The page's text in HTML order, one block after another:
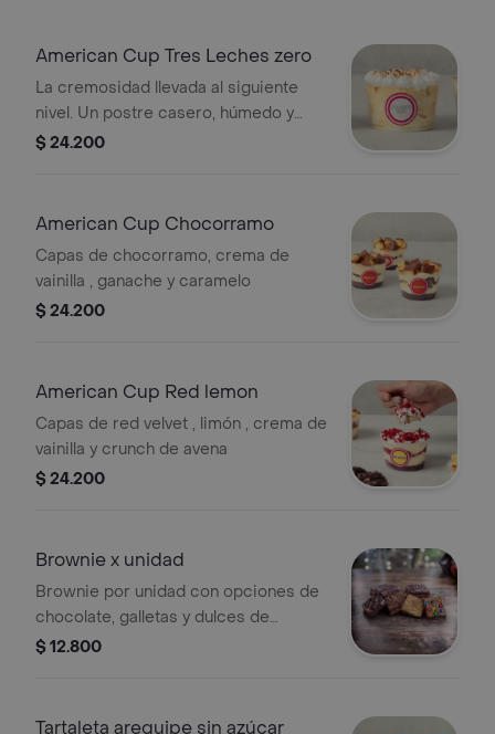
American Cup Tres Leches zero
La cremosidad llevada al siguiente
nivel. Un postre casero, húmedo y
delicioso que nunca falla como
$ 24.200
American Cup Chocorramo
Capas de chocorramo, crema de
vainilla , ganache y caramelo
$ 24.200
American Cup Red lemon
Capas de red velvet , limón , crema de
vainilla y crunch de avena
$ 24.200
Brownie x unidad
Brownie por unidad con opciones de
chocolate, galletas y dulces de
colores.
$ 12.800
Tartaleta arequipe sin azúcar